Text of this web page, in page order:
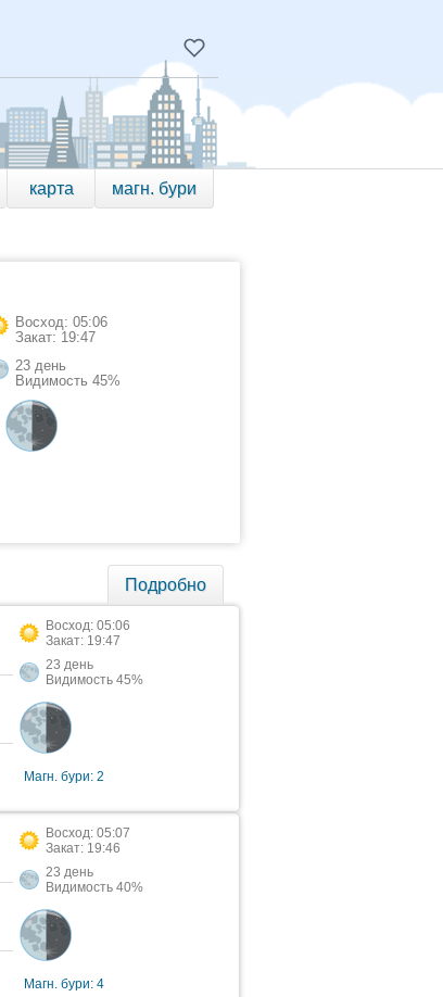
карта магн. бури
Восход: 05:06
Закат: 19:47
23 день
Видимость 45%
Подробно
Восход: 05:06
Закат: 19:47
23 день
Видимость 45%
Магн. бури: 2
Восход: 05:07
Закат: 19:46
23 день
Видимость 40%
Магн. бури: 4